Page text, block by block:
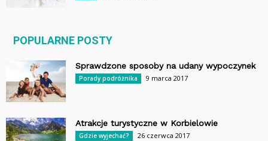
POPULARNE POSTY
Sprawdzone sposoby na udany wypoczynek
Porady podróżnika 9 marca 2017
Atrakcje turystyczne w Korbielowie
Gdzie wyjechać? 26 czerwca 2017